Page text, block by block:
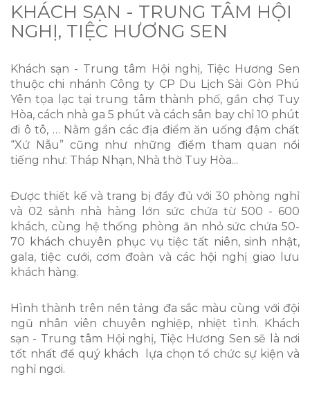
KHÁCH SẠN - TRUNG TÂM HỘI
NGHỊ, TIỆC HƯƠNG SEN
Khách sạn - Trung tâm Hội nghị, Tiệc Hương Sen
thuộc chi nhánh Công ty CP Du Lịch Sài Gòn Phú
Yên tọa lạc tại trung tâm thành phố, gần chợ Tuy
Hòa, cách nhà ga 5 phút và cách sân bay chỉ 10 phút
đi ô tô, … Nằm gần các địa điểm ăn uống đậm chất
“Xứ Nẫu” cũng như những điểm tham quan nổi
tiếng như: Tháp Nhạn, Nhà thờ Tuy Hòa...
Được thiết kế và trang bị đầy đủ với 30 phòng nghỉ
và 02 sảnh nhà hàng lớn sức chứa từ 500 - 600
khách, cùng hệ thống phòng ăn nhỏ sức chứa 50-
70 khách chuyên phục vụ tiệc tất niên, sinh nhật,
gala, tiệc cưới, cơm đoàn và các hội nghị giao lưu
khách hàng.
Hình thành trên nền tảng đa sắc màu cùng với đội
ngũ nhân viên chuyên nghiệp, nhiệt tình. Khách
sạn - Trung tâm Hội nghị, Tiệc Hương Sen sẽ là nơi
tốt nhất để quý khách lựa chọn tổ chức sự kiện và
nghỉ ngơi.